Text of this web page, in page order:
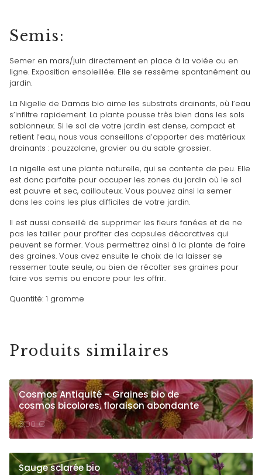
Semis:
Semer en mars/juin directement en place à la volée ou en
ligne. Exposition ensoleillée. Elle se ressème spontanément au
jardin.
La Nigelle de Damas bio aime les substrats drainants, où l’eau
s’infiltre rapidement. La plante pousse très bien dans les sols
sablonneux. Si le sol de votre jardin est dense, compact et
retient l’eau, nous vous conseillons d’apporter des matériaux
drainants : pouzzolane, gravier ou du sable grossier.
La nigelle est une plante naturelle, qui se contente de peu. Elle
est donc parfaite pour occuper les zones du jardin où le sol
est pauvre et sec, caillouteux. Vous pouvez ainsi la semer
dans les coins les plus difficiles de votre jardin.
Il est aussi conseillé de supprimer les fleurs fanées et de ne
pas les tailler pour profiter des capsules décoratives qui
peuvent se former. Vous permettrez ainsi à la plante de faire
des graines. Vous avez ensuite le choix de la laisser se
ressemer toute seule, ou bien de récolter ses graines pour
faire vos semis ou encore pour les offrir.
Quantité: 1 gramme
Produits similaires
Cosmos Antiquité – Graines bio de
cosmos bicolores, floraison abondante
3,00€
Sauge sclarée bio